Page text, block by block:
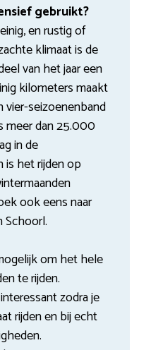
gebruikt?
en rustig of
klimaat is de
van het jaar een
kilometers maakt
vier-seizoenenband
meer dan 25.000
in de
is het rijden op
ook eens naar
om het hele
te rijden.
zodra je
rijden en bij echt